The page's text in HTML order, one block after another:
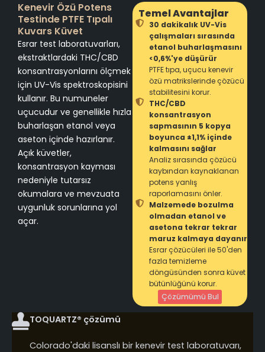
Kenevir Özü Potens
Testinde PTFE Tıpalı
Kuvars Küvet
Esrar test laboratuvarları,
ekstraktlardaki THC/CBD
konsantrasyonlarını ölçmek
için UV-Vis spektroskopisini
kullanır. Bu numuneler
uçucudur ve genellikle hızla
buharlaşan etanol veya
aseton içinde hazırlanır.
Açık küvetler,
konsantrasyon kayması
nedeniyle tutarsız
okumalara ve mevzuata
uygunluk sorunlarına yol
açar.
Temel Avantajlar
30 dakikalık UV-Vis
çalışmaları sırasında
etanol buharlaşmasını
<0,6%'ye düşürür
PTFE tıpa, uçucu kenevir
özü matrikslerinde çözücü
stabilitesini korur.
THC/CBD
konsantrasyon
sapmasının 5 kopya
boyunca ±1,1% içinde
kalmasını sağlar
Analiz sırasında çözücü
kaybından kaynaklanan
potens yanlış
raporlamasını önler.
Malzemede bozulma
olmadan etanol ve
asetona tekrar tekrar
maruz kalmaya dayanır
Esrar çözücüleri ile 50'den
fazla temizleme
döngüsünden sonra küvet
bütünlüğünü korur.
Çözümümü Bul
TOQUARTZ® çözümü
Colorado'daki lisanslı bir kenevir test laboratuvarı,